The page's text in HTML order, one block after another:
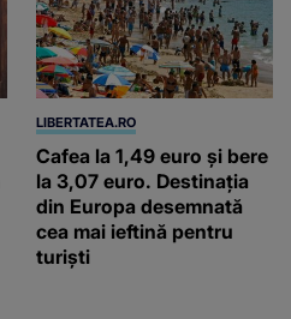
LIBERTATEA.RO
Cafea la 1,49 euro și bere
la 3,07 euro. Destinația
din Europa desemnată
cea mai ieftină pentru
turiști